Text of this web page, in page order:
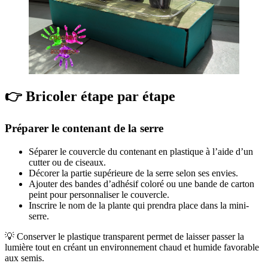
👉 Bricoler étape par étape
Préparer le contenant de la serre
Séparer le couvercle du contenant en plastique à l’aide d’un
cutter ou de ciseaux.
Décorer la partie supérieure de la serre selon ses envies.
Ajouter des bandes d’adhésif coloré ou une bande de carton
peint pour personnaliser le couvercle.
Inscrire le nom de la plante qui prendra place dans la mini-
serre.
💡 Conserver le plastique transparent permet de laisser passer la
lumière tout en créant un environnement chaud et humide favorable
aux semis.